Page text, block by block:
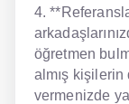
4.
öğretmen
almış
vermenizde